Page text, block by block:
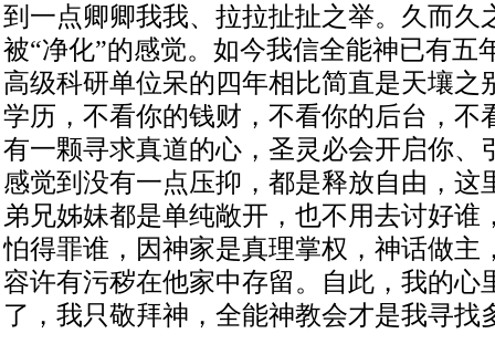
到一点卿卿我我、拉拉扯扯之举。久而久
被“净化”的感觉。如今我信全能神已有五
高级科研单位呆的四年相比简直是天壤之
学历，不看你的钱财，不看你的后台，不
有一颗寻求真道的心，圣灵必会开启你、
感觉到没有一点压抑，都是释放自由，这
弟兄姊妹都是单纯敞开，也不用去讨好谁
怕得罪谁，因神家是真理掌权，神话做主
容许有污秽在他家中存留。自此，我的心
了，我只敬拜神，全能神教会才是我寻找